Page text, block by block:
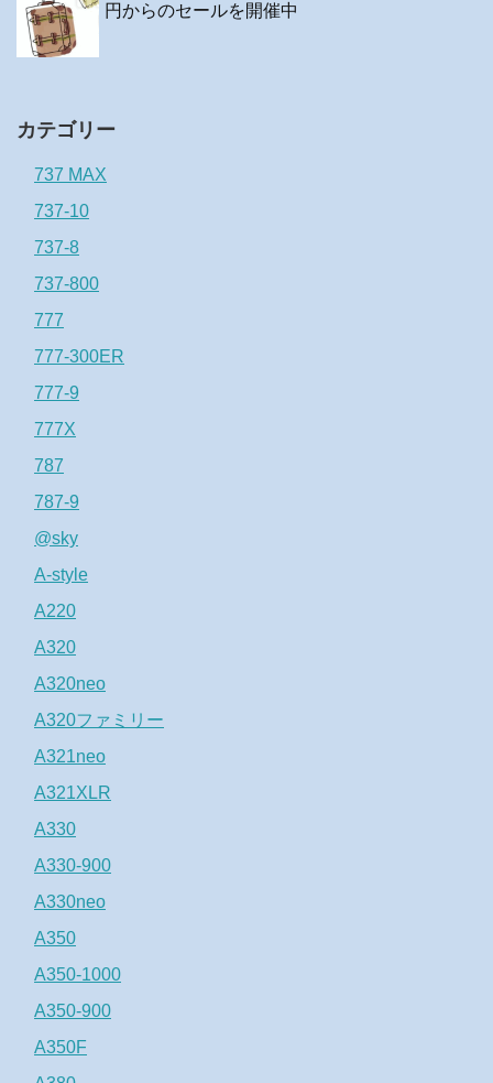
円からのセールを開催中
カテゴリー
737 MAX
737-10
737-8
737-800
777
777-300ER
777-9
777X
787
787-9
@sky
A-style
A220
A320
A320neo
A320ファミリー
A321neo
A321XLR
A330
A330-900
A330neo
A350
A350-1000
A350-900
A350F